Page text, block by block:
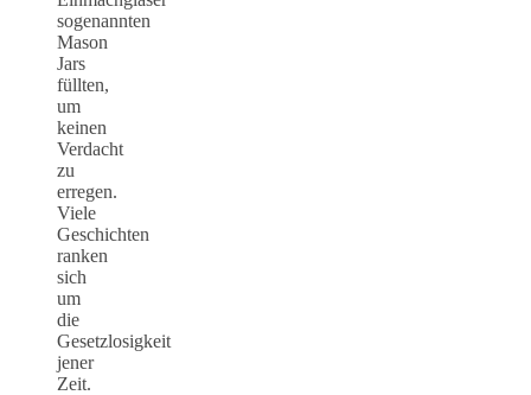
sogenannten
Mason
Jars
füllten,
um
keinen
Verdacht
zu
erregen.
Viele
Geschichten
ranken
sich
um
die
Gesetzlosigkeit
jener
Zeit.